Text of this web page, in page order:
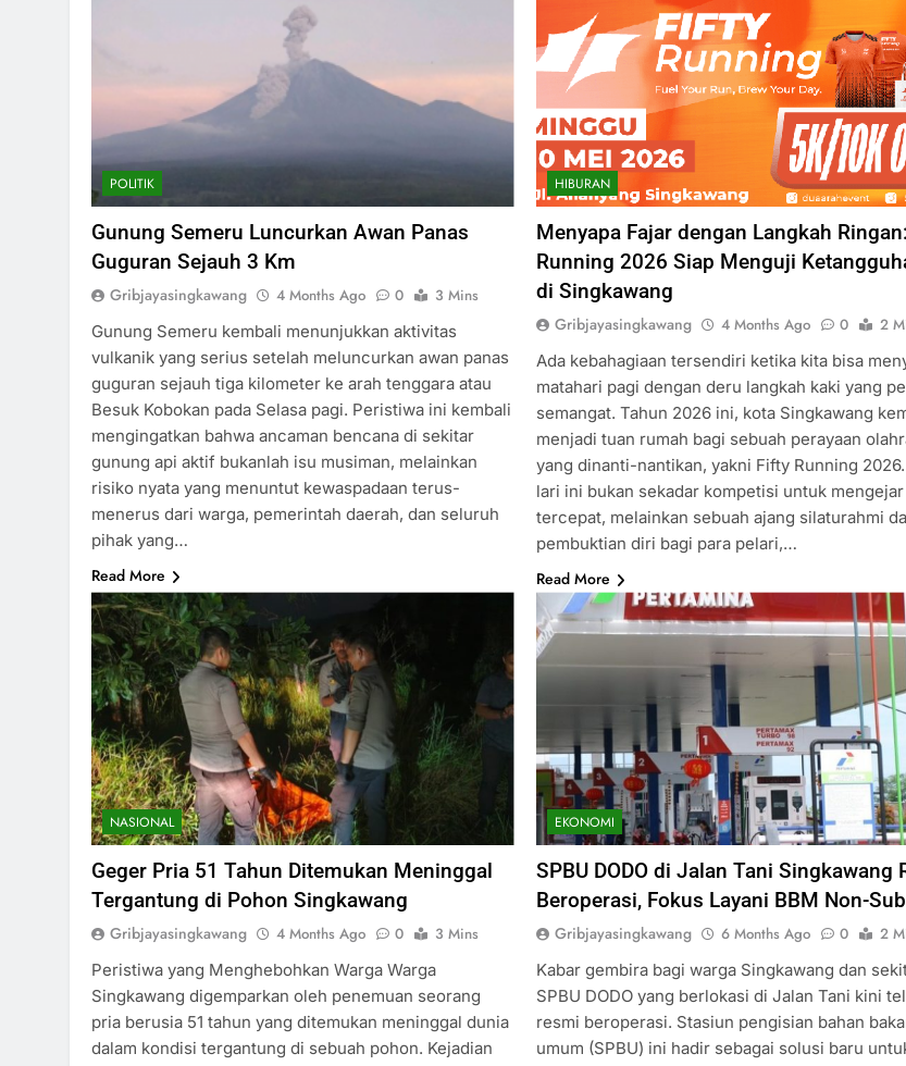
POLITIK
Gunung Semeru Luncurkan Awan Panas
Guguran Sejauh 3 Km
Gribjayasingkawang 4 Months Ago 0
3 Mins
Gunung Semeru kembali menunjukkan aktivitas
vulkanik yang serius setelah meluncurkan awan panas
guguran sejauh tiga kilometer ke arah tenggara atau
Besuk Kobokan pada Selasa pagi. Peristiwa ini kembali
mengingatkan bahwa ancaman bencana di sekitar
gunung api aktif bukanlah isu musiman, melainkan
risiko nyata yang menuntut kewaspadaan terus-
menerus dari warga, pemerintah daerah, dan seluruh
pihak yang…
Read More
HIBURAN
Menyapa Fajar dengan Langkah
Running 2026 Siap Menguji
di Singkawang
Gribjayasingkawang 4 Months Ago 0
2
Ada kebahagiaan tersendiri ketika kita bisa
matahari pagi dengan deru langkah kaki yang
semangat. Tahun 2026 ini, kota Singkawang
menjadi tuan rumah bagi sebuah perayaan
yang dinanti-nantikan, yakni Fifty Running
lari ini bukan sekadar kompetisi untuk
tercepat, melainkan sebuah ajang silaturahmi
pembuktian diri bagi para pelari,…
Read More
NASIONAL
Geger Pria 51 Tahun Ditemukan Meninggal
Tergantung di Pohon Singkawang
Gribjayasingkawang 4 Months Ago 0
3 Mins
Peristiwa yang Menghebohkan Warga Warga
Singkawang digemparkan oleh penemuan seorang
pria berusia 51 tahun yang ditemukan meninggal dunia
dalam kondisi tergantung di sebuah pohon. Kejadian
EKONOMI
SPBU DODO di Jalan Tani Singkawang
Beroperasi, Fokus Layani BBM Non-
Gribjayasingkawang 6 Months Ago 0
2
Kabar gembira bagi warga Singkawang dan
SPBU DODO yang berlokasi di Jalan Tani kini
resmi beroperasi. Stasiun pengisian bahan
umum (SPBU) ini hadir sebagai solusi baru